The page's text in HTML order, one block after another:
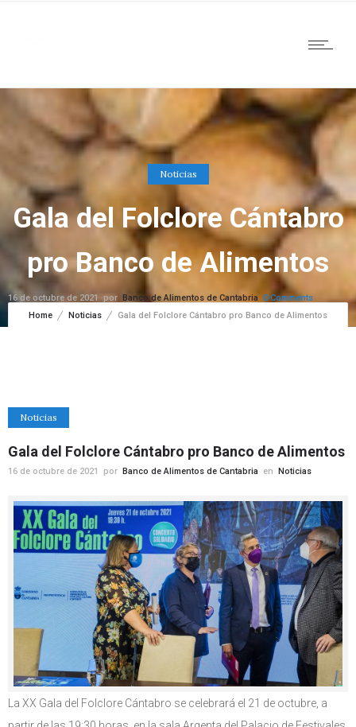
Noticias
Gala del Folclore Cántabro
pro Banco de Alimentos
16 de octubre de 2021 por Banco de Alimentos de Cantabria 0 Comments
1649 Views
Home
Noticias Gala del Folclore Cántabro pro Banco de Alimentos
Noticias
Gala del Folclore Cántabro pro Banco de Alimentos
16 de octubre de 2021 por Banco de Alimentos de Cantabria en Noticias
La XX Gala del Folclore Cántabro se celebrará el 21 de octubre, a